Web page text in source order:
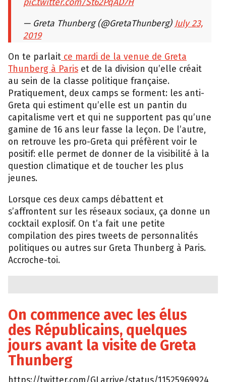
pic.twitter.com/St62PqAD7H
— Greta Thunberg (@GretaThunberg) July 23,
2019
On te parlait ce mardi de la venue de Greta
Thunberg à Paris et de la division qu’elle créait
au sein de la classe politique française.
Pratiquement, deux camps se forment: les anti-
Greta qui estiment qu’elle est un pantin du
capitalisme vert et qui ne supportent pas qu’une
gamine de 16 ans leur fasse la leçon. De l’autre,
on retrouve les pro-Greta qui préfèrent voir le
positif: elle permet de donner de la visibilité à la
question climatique et de toucher les plus
jeunes.
Lorsque ces deux camps débattent et
s’affrontent sur les réseaux sociaux, ça donne un
cocktail explosif. On t’a fait une petite
compilation des pires tweets de personnalités
politiques ou autres sur Greta Thunberg à Paris.
Accroche-toi.
On commence avec les élus
des Républicains, quelques
jours avant la visite de Greta
Thunberg